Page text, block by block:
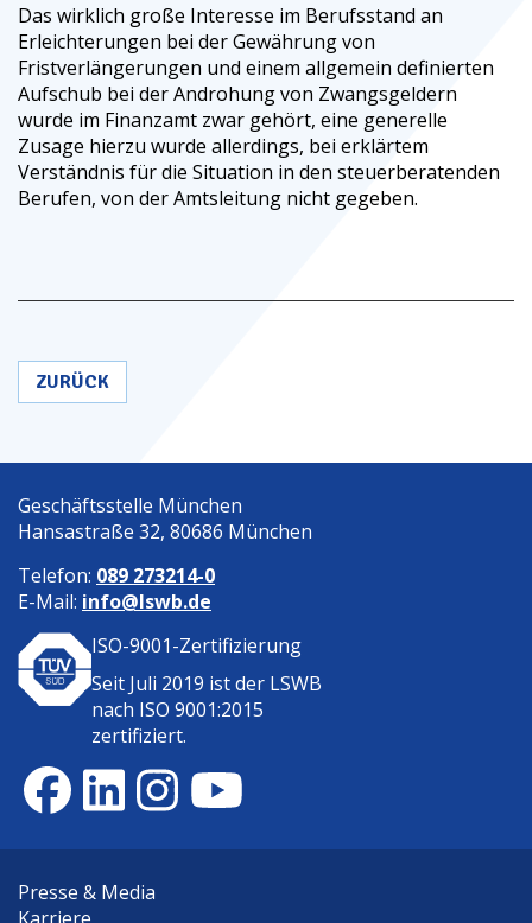
Das wirklich große Interesse im Berufsstand an
Erleichterungen bei der Gewährung von
Fristverlängerungen und einem allgemein definierten
Aufschub bei der Androhung von Zwangsgeldern
wurde im Finanzamt zwar gehört, eine generelle
Zusage hierzu wurde allerdings, bei erklärtem
Verständnis für die Situation in den steuerberatenden
Berufen, von der Amtsleitung nicht gegeben.
ZURÜCK
Geschäftsstelle München
Hansastraße 32, 80686 München
Telefon: 089 273214-0
E-Mail: info@lswb.de
ISO-9001-Zertifizierung
Seit Juli 2019 ist der LSWB
nach ISO 9001:2015
zertifiziert.
Presse & Media